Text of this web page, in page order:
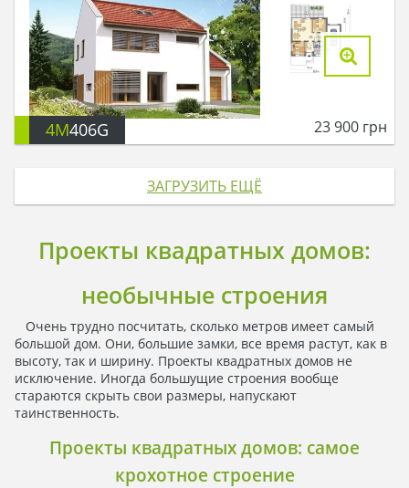
4M406G 23 900 грн
ЗАГРУЗИТЬ ЕЩЁ
Проекты квадратных домов:
необычные строения
Очень трудно посчитать, сколько метров имеет самый
большой дом. Они, большие замки, все время растут, как в
высоту, так и ширину. Проекты квадратных домов не
исключение. Иногда большущие строения вообще
стараются скрыть свои размеры, напускают
таинственность.
Проекты квадратных домов: самое
крохотное строение